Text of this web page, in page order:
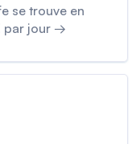
se trouve en
par jour →